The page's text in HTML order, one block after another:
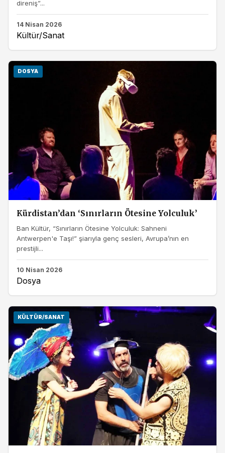
direniş”...
14 Nisan 2026
Kültür/Sanat
DOSYA
Kürdistan’dan ‘Sınırların Ötesine Yolculuk’
Ban Kültür, “Sınırların Ötesine Yolculuk: Sahneni
Antwerpen'e Taşı!” şiarıyla genç sesleri, Avrupa’nın en
prestijli...
10 Nisan 2026
Dosya
KÜLTÜR/SANAT